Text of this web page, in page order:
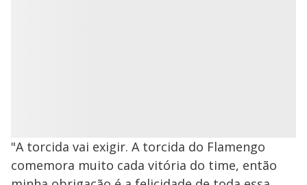
"A torcida vai exigir. A torcida do Flamengo
comemora muito cada vitória do time, então